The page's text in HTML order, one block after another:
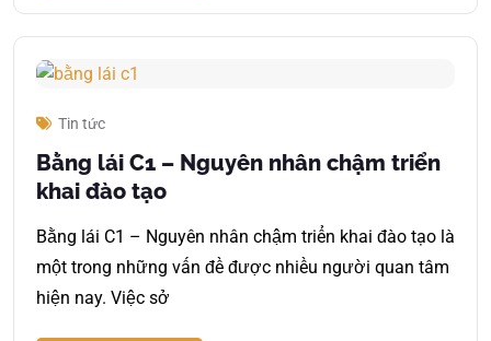
Tin tức
Bằng lái C1 – Nguyên nhân chậm triển
khai đào tạo
Bằng lái C1 – Nguyên nhân chậm triển khai đào tạo là
một trong những vấn đề được nhiều người quan tâm
hiện nay. Việc sở